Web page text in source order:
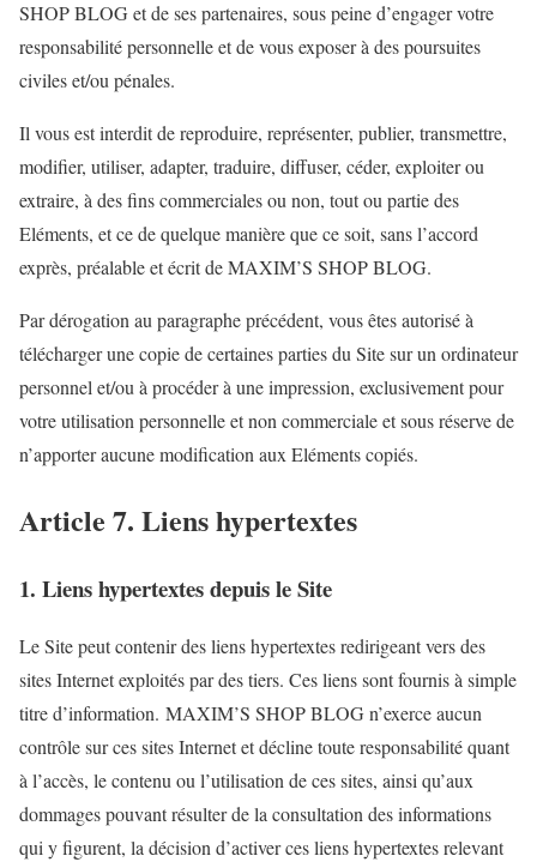
SHOP BLOG et de ses partenaires, sous peine d’engager votre
responsabilité personnelle et de vous exposer à des poursuites
civiles et/ou pénales.
Il vous est interdit de reproduire, représenter, publier, transmettre,
modifier, utiliser, adapter, traduire, diffuser, céder, exploiter ou
extraire, à des fins commerciales ou non, tout ou partie des
Eléments, et ce de quelque manière que ce soit, sans l’accord
exprès, préalable et écrit de MAXIM’S SHOP BLOG.
Par dérogation au paragraphe précédent, vous êtes autorisé à
télécharger une copie de certaines parties du Site sur un ordinateur
personnel et/ou à procéder à une impression, exclusivement pour
votre utilisation personnelle et non commerciale et sous réserve de
n’apporter aucune modification aux Eléments copiés.
Article 7. Liens hypertextes
1. Liens hypertextes depuis le Site
Le Site peut contenir des liens hypertextes redirigeant vers des
sites Internet exploités par des tiers. Ces liens sont fournis à simple
titre d’information. MAXIM’S SHOP BLOG n’exerce aucun
contrôle sur ces sites Internet et décline toute responsabilité quant
à l’accès, le contenu ou l’utilisation de ces sites, ainsi qu’aux
dommages pouvant résulter de la consultation des informations
qui y figurent, la décision d’activer ces liens hypertextes relevant